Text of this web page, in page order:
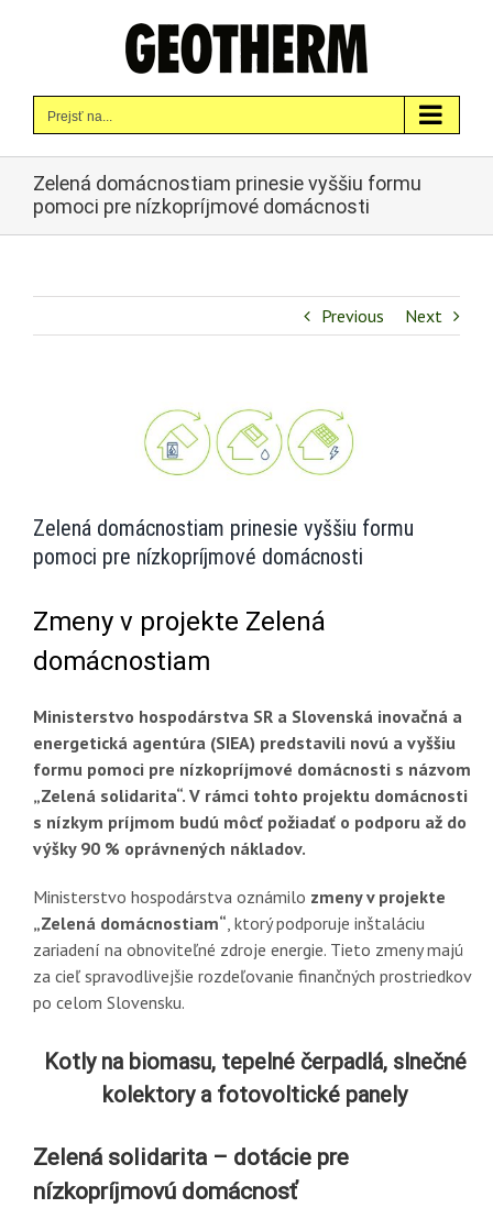
Prejsť na...
Zelená domácnostiam prinesie vyššiu formu
pomoci pre nízkopríjmové domácnosti
Previous Next
Zelená domácnostiam prinesie vyššiu formu
pomoci pre nízkopríjmové domácnosti
Zmeny v projekte Zelená
domácnostiam
Ministerstvo hospodárstva SR a Slovenská inovačná a
energetická agentúra (SIEA) predstavili novú a vyššiu
formu pomoci pre nízkopríjmové domácnosti s názvom
„Zelená solidarita“. V rámci tohto projektu domácnosti
s nízkym príjmom budú môcť požiadať o podporu až do
výšky 90 % oprávnených nákladov.
Ministerstvo hospodárstva oznámilo zmeny v projekte
„Zelená domácnostiam“, ktorý podporuje inštaláciu
zariadení na obnoviteľné zdroje energie. Tieto zmeny majú
za cieľ spravodlivejšie rozdeľovanie finančných prostriedkov
po celom Slovensku.
Kotly na biomasu, tepelné čerpadlá, slnečné
kolektory a fotovoltické panely
Zelená solidarita – dotácie pre
nízkopríjmovú domácnosť